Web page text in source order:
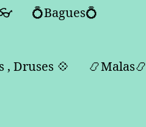
💍Bagues💍
, Druses 💠
📿Malas📿